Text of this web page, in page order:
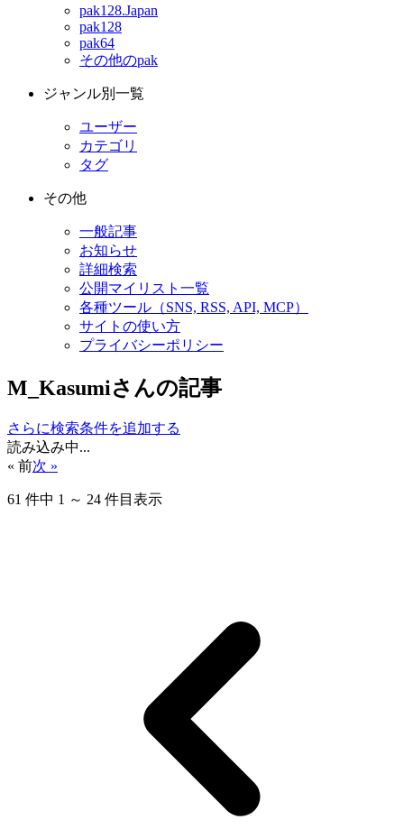
pak128.Japan
pak128
pak64
その他のpak
ジャンル別一覧
ユーザー
カテゴリ
タグ
その他
一般記事
お知らせ
詳細検索
公開マイリスト一覧
各種ツール（SNS, RSS, API, MCP）
サイトの使い方
プライバシーポリシー
M_Kasumiさんの記事
さらに検索条件を追加する
読み込み中...
« 前次 »
61 件中 1 ～ 24 件目表示